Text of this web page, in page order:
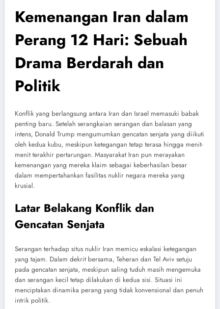
Kemenangan Iran dalam
Perang 12 Hari: Sebuah
Drama Berdarah dan
Politik
Konflik yang berlangsung antara Iran dan Israel memasuki babak
penting baru. Setelah serangkaian serangan dan balasan yang
intens, Donald Trump mengumumkan gencatan senjata yang diikuti
oleh kedua kubu, meskipun ketegangan tetap terasa hingga menit-
menit terakhir pertarungan. Masyarakat Iran pun merayakan
kemenangan yang mereka klaim sebagai keberhasilan besar
dalam mempertahankan fasilitas nuklir negara mereka yang
krusial.
Latar Belakang Konflik dan
Gencatan Senjata
Serangan terhadap situs nuklir Iran memicu eskalasi ketegangan
yang tajam. Dalam dekrit bersama, Teheran dan Tel Aviv setuju
pada gencatan senjata, meskipun saling tuduh masih mengemuka
dan serangan kecil tetap dilakukan di kedua sisi. Situasi ini
menciptakan dinamika perang yang tidak konvensional dan penuh
intrik politik.